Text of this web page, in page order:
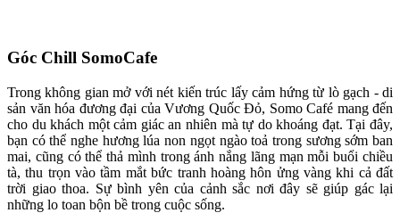
Góc Chill SomoCafe
Trong không gian mở với nét kiến trúc lấy cảm hứng từ lò gạch - di
sản văn hóa đương đại của Vương Quốc Đỏ, Somo Café mang đến
cho du khách một cảm giác an nhiên mà tự do khoáng đạt. Tại đây,
bạn có thể nghe hương lúa non ngọt ngào toả trong sương sớm ban
mai, cũng có thể thả mình trong ánh nắng lãng mạn mỗi buổi chiều
tà, thu trọn vào tầm mắt bức tranh hoàng hôn ửng vàng khi cả đất
trời giao thoa. Sự bình yên của cảnh sắc nơi đây sẽ giúp gác lại
những lo toan bộn bề trong cuộc sống.